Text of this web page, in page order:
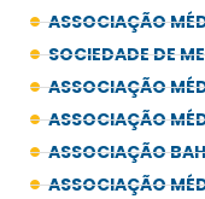
ASSOCIAÇÃO
SOCIEDADE DE
ASSOCIAÇÃO
ASSOCIAÇÃO
ASSOCIAÇÃO
ASSOCIAÇÃO